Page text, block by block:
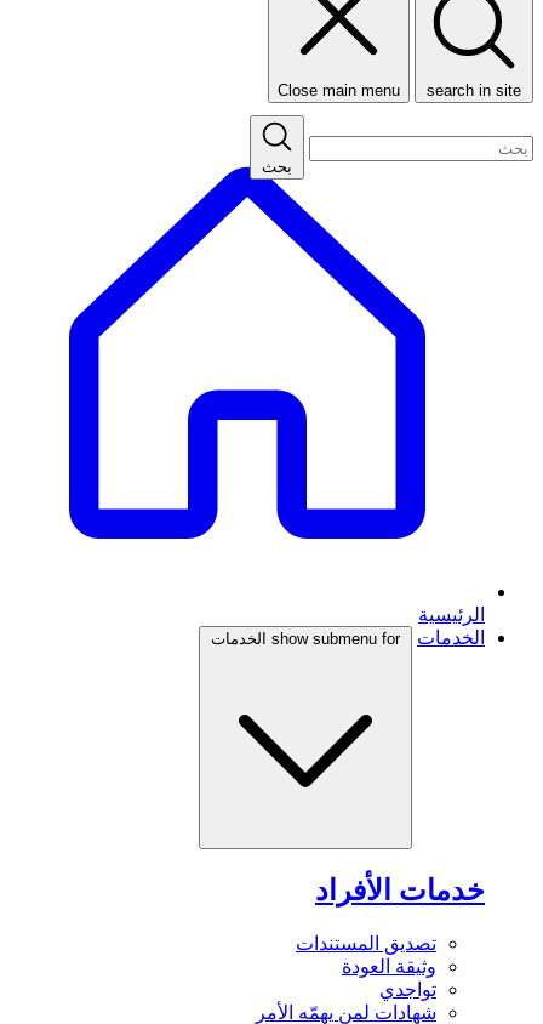
search in site
Close main menu
بحث
الرئيسية
الخدمات
show submenu for الخدمات
خدمات الأفراد
تصديق المستندات
وثيقة العودة
تواجدي
شهادات لمن يهمّه الأمر